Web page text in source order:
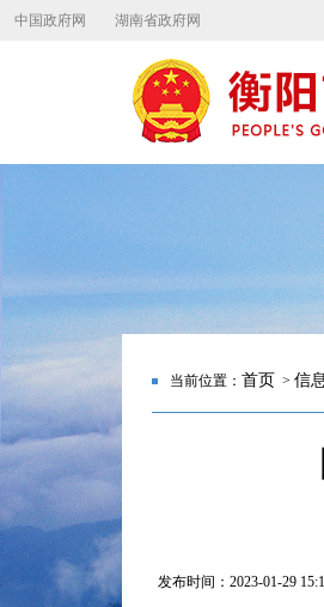
中国政府网 湖南省政府网
当前位置： 首页 > 信
发布时间：2023-01-29